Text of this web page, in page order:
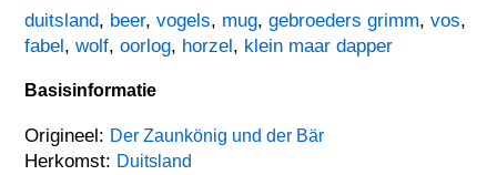
duitsland, beer,vogels, mug,gebroeders grimm,vos,
fabel,wolf,oorlog, horzel, klein maar dapper
Basisinformatie
Origineel: Der Zaunkönig und der Bär
Herkomst: Duitsland